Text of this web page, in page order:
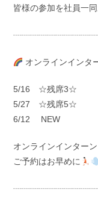
皆様の参加を社員一
オンラインインタ
5/16 ☆残席3☆
5/27 ☆残席5☆
6/12 NEW
オンラインインター
ご予約はお早めに